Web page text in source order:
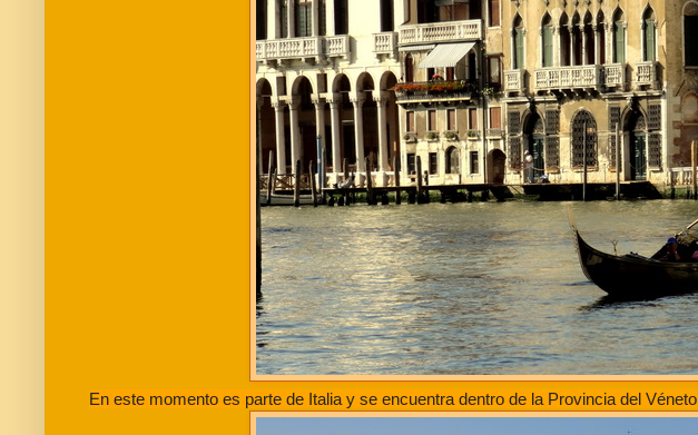
En este momento es parte de Italia y se encuentra dentro de la Provincia del Véneto